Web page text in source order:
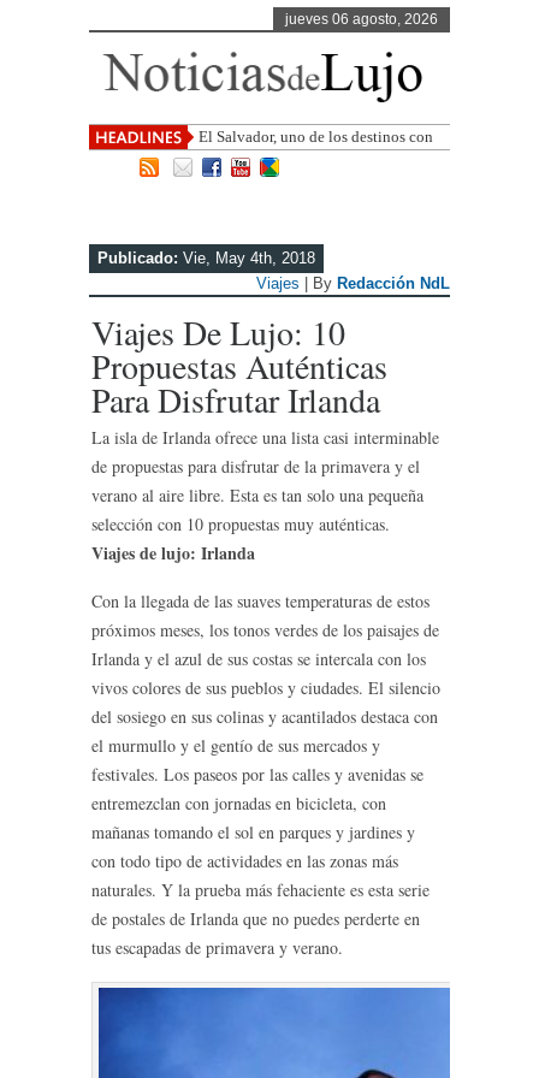
jueves 06 agosto, 2026
El Salvador, uno de los destinos con
mayor proyección de Centroamérica
Publicado: Vie, May 4th, 2018
Viajes | By Redacción NdL
Viajes De Lujo: 10
Propuestas Auténticas
Para Disfrutar Irlanda
La isla de Irlanda ofrece una lista casi interminable
de propuestas para disfrutar de la primavera y el
verano al aire libre. Esta es tan solo una pequeña
selección con 10 propuestas muy auténticas.
Viajes de lujo: Irlanda
Con la llegada de las suaves temperaturas de estos
próximos meses, los tonos verdes de los paisajes de
Irlanda y el azul de sus costas se intercala con los
vivos colores de sus pueblos y ciudades. El silencio
del sosiego en sus colinas y acantilados destaca con
el murmullo y el gentío de sus mercados y
festivales. Los paseos por las calles y avenidas se
entremezclan con jornadas en bicicleta, con
mañanas tomando el sol en parques y jardines y
con todo tipo de actividades en las zonas más
naturales. Y la prueba más fehaciente es esta serie
de postales de Irlanda que no puedes perderte en
tus escapadas de primavera y verano.